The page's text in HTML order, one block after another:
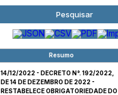
Pesquisar
Resumo
14/12/2022 - DECRETO N°. 192/2022,
DE 14 DE DEZEMBRO DE 2022 -
RESTABELECE OBRIGATORIEDADE DO